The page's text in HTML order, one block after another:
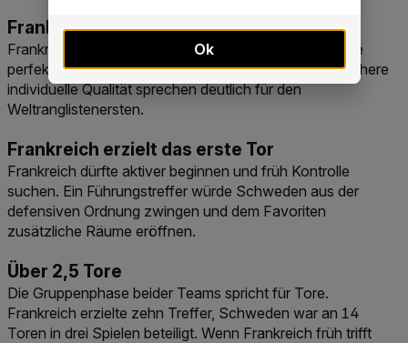
Ok
Frankreich gewinnt
Frankreich ist auch nach 90 Minuten klarer Favorit. Die
perfekte Gruppenphase, zehn erzielte Tore und die höhere
individuelle Qualität sprechen deutlich für den
Weltranglistenersten.
Frankreich erzielt das erste Tor
Frankreich dürfte aktiver beginnen und früh Kontrolle
suchen. Ein Führungstreffer würde Schweden aus der
defensiven Ordnung zwingen und dem Favoriten
zusätzliche Räume eröffnen.
Über 2,5 Tore
Die Gruppenphase beider Teams spricht für Tore.
Frankreich erzielte zehn Treffer, Schweden war an 14
Toren in drei Spielen beteiligt. Wenn Frankreich früh trifft